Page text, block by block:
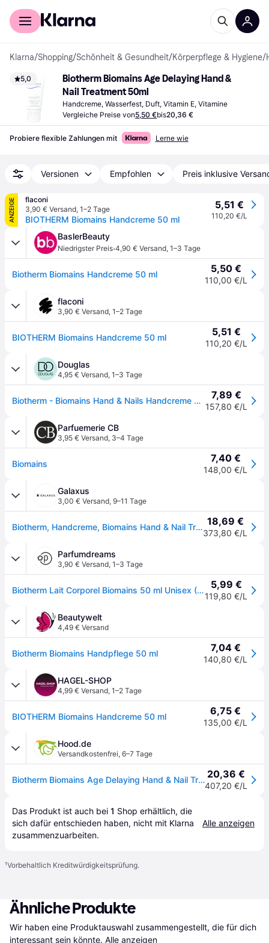
Für Shopper
Klarna/Shopping/Schönheit & Gesundheit/Körperpflege & Hygiene/
5,0
Biotherm Biomains Age Delaying Hand &
Nail Treatment 50ml
Handcreme, Wasserfest, Duft, Vitamin E, Vitamine
Vergleiche Preise von5,50 €bis20,36 €
Probiere flexible Zahlungen mit Lerne wie
Versionen Empfohlen Preis inklusive
ANZEIGE
flaconi
3,90 € Versand, 1–2 Tage
BIOTHERM Biomains Handcreme 50 ml
5,51 €
110,20 €/L
BaslerBeauty
Niedrigster Preis·4,90 € Versand, 1–3 Tage
Biotherm Biomains Handcreme 50 ml 5,50 €
110,00 €/L
flaconi
3,90 € Versand, 1–2 Tage
BIOTHERM Biomains Handcreme 50 ml 5,51 €
110,20 €/L
Douglas
4,95 € Versand, 1–3 Tage
Biotherm - Biomains Hand & Nails Handcreme 50 ml (157.8 € / 1 l) 7,89 €
157,80 €/L
Parfuemerie CB
3,95 € Versand, 3–4 Tage
Biomains 7,40 €
148,00 €/L
Galaxus
3,00 € Versand, 9–11 Tage
Biotherm, Handcreme, Biomains Hand & Nail Treatment - Water Resistant (50ml) 18,69 €
373,80 €/L
Parfumdreams
3,90 € Versand, 1–3 Tage
Biotherm Lait Corporel Biomains 50 ml Unisex (119,80 € / 1 l) 5,99 €
119,80 €/L
Beautywelt
4,49 € Versand
Biotherm Biomains Handpflege 50 ml 7,04 €
140,80 €/L
HAGEL-SHOP
4,99 € Versand, 1–2 Tage
BIOTHERM Biomains Handcreme 50 ml 6,75 €
135,00 €/L
Hood.de
Versandkostenfrei, 6–7 Tage
Biotherm Biomains Age Delaying Hand & Nail Treatment 20,36 €
407,20 €/L
Das Produkt ist auch bei 1 Shop erhältlich, die
sich dafür entschieden haben, nicht mit Klarna
zusammenzuarbeiten.
Alle anzeigen
¹Vorbehaltlich Kreditwürdigkeitsprüfung.
Ähnliche Produkte
Wir haben eine Produktauswahl zusammengestellt, die für dich
interessant sein könnte. Alle anzeigen